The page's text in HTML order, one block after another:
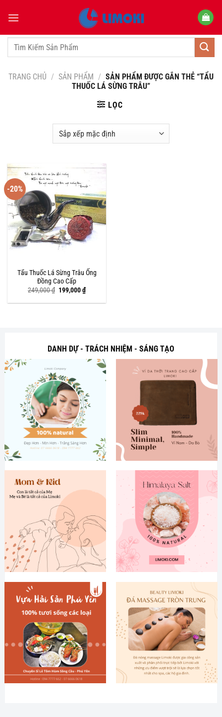
qua
dungTìm
TRANG CHỦ / SẢN PHẨM / SẢN PHẨM ĐƯỢC GẮN THẺ “TẨU
THUỐC LÁ SỪNG TRÂU”
LỌC
-20%
Tẩu Thuốc Lá Sừng Trâu Ống
Đồng Cao Cấp
249,000₫ Giá
là:
199,000₫Giá
hiện
tại
DANH DỰ - TRÁCH NHIỆM - SÁNG TẠO